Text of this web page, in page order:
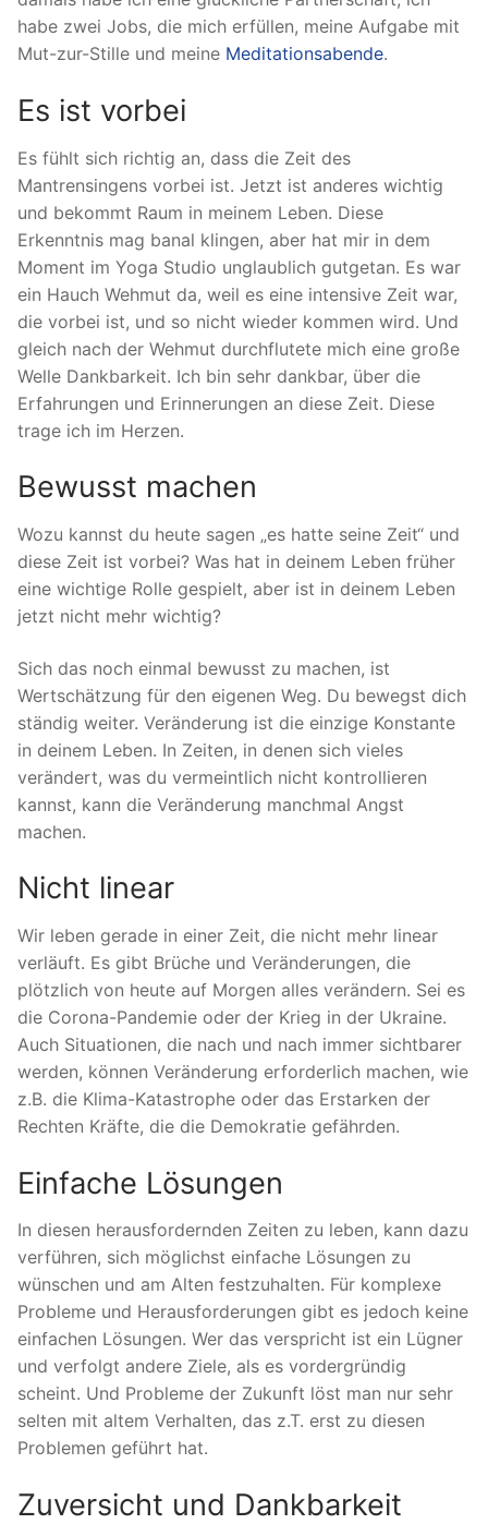
habe zwei Jobs, die mich erfüllen, meine Aufgabe mit
Mut-zur-Stille und meine Meditationsabende.
Es ist vorbei
Es fühlt sich richtig an, dass die Zeit des
Mantrensingens vorbei ist. Jetzt ist anderes wichtig
und bekommt Raum in meinem Leben. Diese
Erkenntnis mag banal klingen, aber hat mir in dem
Moment im Yoga Studio unglaublich gutgetan. Es war
ein Hauch Wehmut da, weil es eine intensive Zeit war,
die vorbei ist, und so nicht wieder kommen wird. Und
gleich nach der Wehmut durchflutete mich eine große
Welle Dankbarkeit. Ich bin sehr dankbar, über die
Erfahrungen und Erinnerungen an diese Zeit. Diese
trage ich im Herzen.
Bewusst machen
Wozu kannst du heute sagen „es hatte seine Zeit“ und
diese Zeit ist vorbei? Was hat in deinem Leben früher
eine wichtige Rolle gespielt, aber ist in deinem Leben
jetzt nicht mehr wichtig?
Sich das noch einmal bewusst zu machen, ist
Wertschätzung für den eigenen Weg. Du bewegst dich
ständig weiter. Veränderung ist die einzige Konstante
in deinem Leben. In Zeiten, in denen sich vieles
verändert, was du vermeintlich nicht kontrollieren
kannst, kann die Veränderung manchmal Angst
machen.
Nicht linear
Wir leben gerade in einer Zeit, die nicht mehr linear
verläuft. Es gibt Brüche und Veränderungen, die
plötzlich von heute auf Morgen alles verändern. Sei es
die Corona-Pandemie oder der Krieg in der Ukraine.
Auch Situationen, die nach und nach immer sichtbarer
werden, können Veränderung erforderlich machen, wie
z.B. die Klima-Katastrophe oder das Erstarken der
Rechten Kräfte, die die Demokratie gefährden.
Einfache Lösungen
In diesen herausfordernden Zeiten zu leben, kann dazu
verführen, sich möglichst einfache Lösungen zu
wünschen und am Alten festzuhalten. Für komplexe
Probleme und Herausforderungen gibt es jedoch keine
einfachen Lösungen. Wer das verspricht ist ein Lügner
und verfolgt andere Ziele, als es vordergründig
scheint. Und Probleme der Zukunft löst man nur sehr
selten mit altem Verhalten, das z.T. erst zu diesen
Problemen geführt hat.
Zuversicht und Dankbarkeit